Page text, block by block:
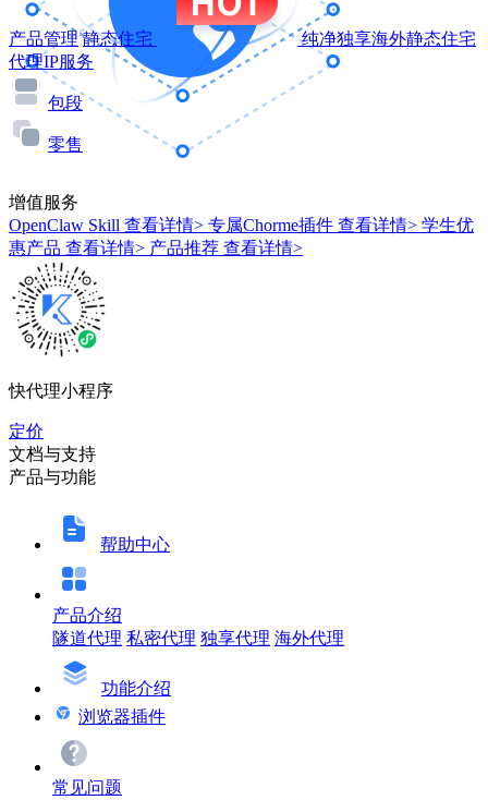
产品管理 静态住宅
纯净独享海外静态住宅
代理IP服务
包段
零售
增值服务
OpenClaw Skill 查看详情> 专属Chorme插件 查看详情> 学生优
惠产品 查看详情> 产品推荐 查看详情>
快代理小程序
定价
文档与支持
产品与功能
帮助中心
产品介绍
隧道代理 私密代理 独享代理 海外代理
功能介绍
浏览器插件
常见问题